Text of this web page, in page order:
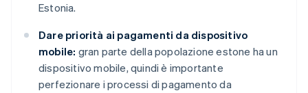
Estonia.
Dare priorità ai pagamenti da dispositivo
mobile: gran parte della popolazione estone ha un
dispositivo mobile, quindi è importante
perfezionare i processi di pagamento da